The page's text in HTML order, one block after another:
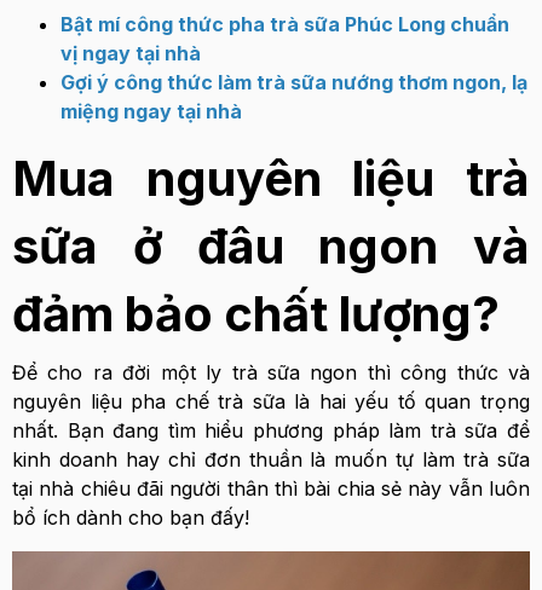
Bật mí công thức pha trà sữa Phúc Long chuẩn
vị ngay tại nhà
Gợi ý công thức làm trà sữa nướng thơm ngon, lạ
miệng ngay tại nhà
Mua nguyên liệu trà
sữa ở đâu ngon và
đảm bảo chất lượng?
Để cho ra đời một ly trà sữa ngon thì công thức và
nguyên liệu pha chế trà sữa là hai yếu tố quan trọng
nhất. Bạn đang tìm hiểu phương pháp làm trà sữa để
kinh doanh hay chỉ đơn thuần là muốn tự làm trà sữa
tại nhà chiêu đãi người thân thì bài chia sẻ này vẫn luôn
bổ ích dành cho bạn đấy!